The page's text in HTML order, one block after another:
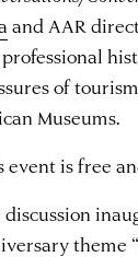
and AAR
of
Museums.
event is free
discussion
theme